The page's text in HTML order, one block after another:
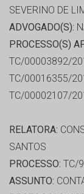
SEVERINO DE
ADVOGADO(S):
PROCESSO(S)
TC/00003892/
TC/00016355/
TC/00002107/
RELATORA:
SANTOS
PROCESSO: TC/
ASSUNTO: